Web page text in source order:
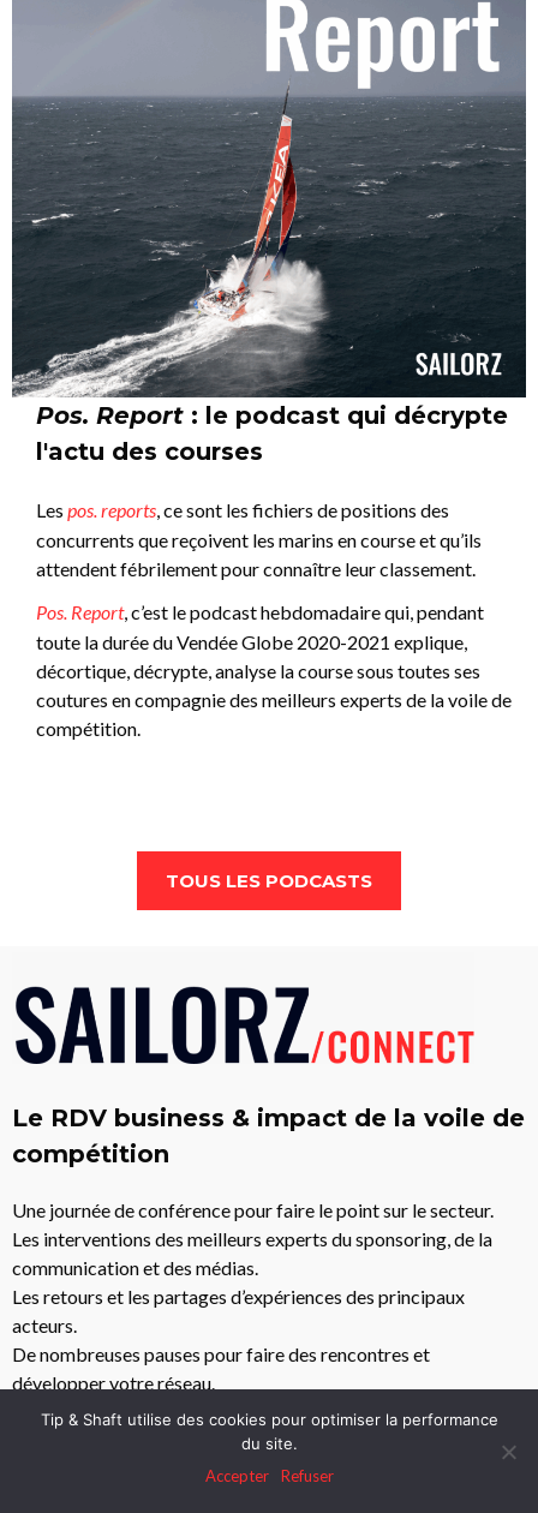
Pos. Report : le podcast qui décrypte
l'actu des courses
Les pos. reports, ce sont les fichiers de positions des
concurrents que reçoivent les marins en course et qu’ils
attendent fébrilement pour connaître leur classement.
Pos. Report,c’est le podcast hebdomadaire qui, pendant
toute la durée du Vendée Globe 2020-2021 explique,
décortique, décrypte, analyse la course sous toutes ses
coutures en compagnie des meilleurs experts de la voile de
compétition.
TOUS LES PODCASTS
Le RDV business & impact de la voile de
compétition
Une journée de conférence pour faire le point sur le secteur.
Les interventions des meilleurs experts du sponsoring, de la
communication et des médias.
Les retours et les partages d’expériences des principaux
acteurs.
De nombreuses pauses pour faire des rencontres et
développer votre réseau.
Tip & Shaft utilise des cookies pour optimiser la performance
du site.
Accepter
Refuser